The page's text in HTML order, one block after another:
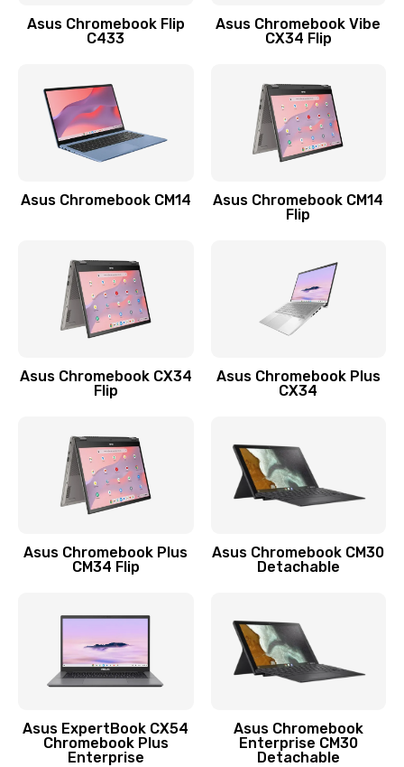
Заказать
Замена разъема зарядки (питания)
390 руб.
Замена разъёма наушников (гарнитуры)
Замена кнопок громкости
Защита гидрогелевой пленкой
Замена аккумулятора
890 руб.
Заказать
Asus Chromebook Flip
C433
Asus Chromebook Vibe
CX34 Flip
Asus Chromebook CM14
Asus Chromebook CM14
Flip
Asus Chromebook CX34
Flip
Asus Chromebook Plus
CX34
Asus Chromebook Plus
CM34 Flip
Asus Chromebook CM30
Detachable
Asus ExpertBook CX54
Chromebook Plus
Enterprise
Asus Chromebook
Enterprise CM30
Detachable